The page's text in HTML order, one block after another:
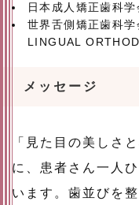
日本成人矯正歯科
世界舌側矯正歯科
LINGUAL
メッセージ
「見た目の美しさ
に、患者さん一人
います。歯並びを